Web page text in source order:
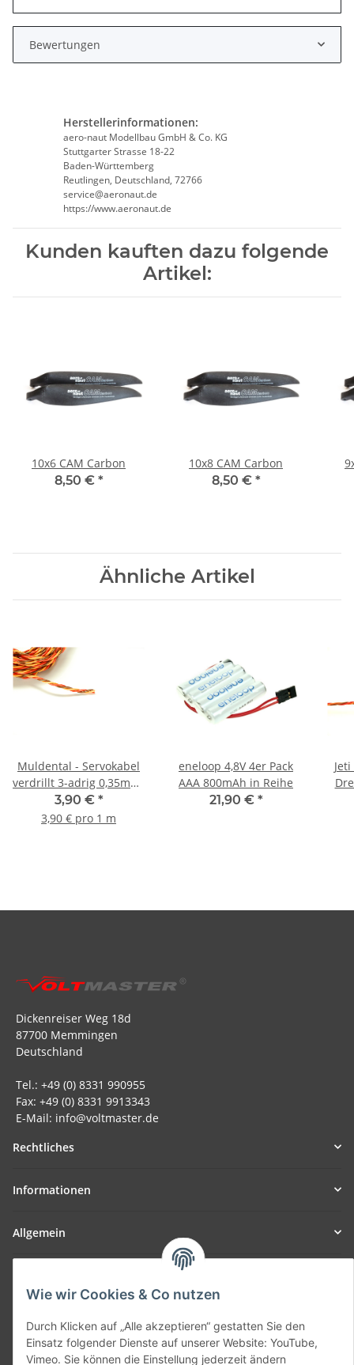
Wie wir Cookies & Co nutzen
Durch Klicken auf „Alle akzeptieren“ gestatten Sie den
Einsatz folgender Dienste auf unserer Website: YouTube,
Vimeo. Sie können die Einstellung jederzeit ändern
Bewertungen
Herstellerinformationen:
aero-naut Modellbau GmbH & Co. KG
Stuttgarter Strasse 18-22
Baden-Württemberg
Reutlingen, Deutschland, 72766
service@aeronaut.de
https://www.aeronaut.de
Kunden kauften dazu folgende
Artikel:
10x6 CAM Carbon
8,50 € *
10x8 CAM Carbon
8,50 € *
Ähnliche Artikel
Muldental - Servokabel
verdrillt 3-adrig 0,35mm²
Silikon - 100cm
3,90 € *
3,90 € pro 1 m
eneloop 4,8V 4er Pack
AAA 800mAh in Reihe
21,90 € *
Dickenreiser Weg 18d
87700 Memmingen
Deutschland
Tel.: +49 (0) 8331 990955
Fax: +49 (0) 8331 9913343
E-Mail: info@voltmaster.de
Rechtliches
Informationen
Allgemein
SmoliTec - Safety. Simplified. Worldwide. ( B2B Shop )
Vertrag widerrufen